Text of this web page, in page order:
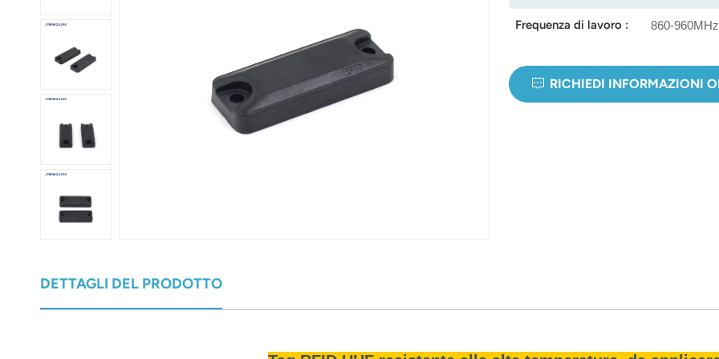
한국어
Türk
Frequenza di lavoro : 860-960MHz
RICHIEDI INFORMAZIONI
DETTAGLI DEL PRODOTTO